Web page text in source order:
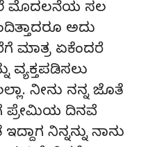
ಮೊದಲನೆಯ ಸಲ
ಅದು
ಮಾತ್ರ ಏಕೆಂದರೆ
ವ್ಯಕ್ತಪಡಿಸಲು
ನೀನು ನನ್ನ ಜೊತೆ
ಪ್ರೇಮಿಯ ದಿನವೆ
ನಿನ್ನನ್ನು ನಾನು